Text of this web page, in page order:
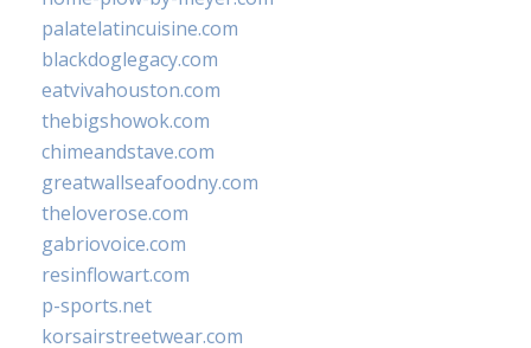
palatelatincuisine.com
blackdoglegacy.com
eatvivahouston.com
thebigshowok.com
chimeandstave.com
greatwallseafoodny.com
theloverose.com
gabriovoice.com
resinflowart.com
p-sports.net
korsairstreetwear.com